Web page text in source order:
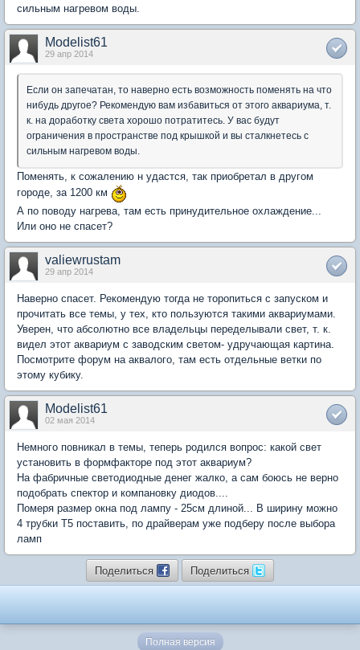
сильным нагревом воды.
Modelist61
29 апр 2014
Если он запечатан, то наверно есть возможность поменять на что
нибудь другое? Рекомендую вам избавиться от этого аквариума, т.
к. на доработку света хорошо потратитесь. У вас будут
ограничения в пространстве под крышкой и вы сталкнетесь с
сильным нагревом воды.
Поменять, к сожалению н удастся, так приобретал в другом
городе, за 1200 км
А по поводу нагрева, там есть принудительное охлаждение...
Или оно не спасет?
valiewrustam
29 апр 2014
Наверно спасет. Рекомендую тогда не торопиться с запуском и
прочитать все темы, у тех, кто пользуются такими аквариумами.
Уверен, что абсолютно все владельцы переделывали свет, т. к.
видел этот аквариум с заводским светом- удручающая картина.
Посмотрите форум на аквалого, там есть отдельные ветки по
этому кубику.
Modelist61
02 мая 2014
Немного повникал в темы, теперь родился вопрос: какой свет
установить в формфакторе под этот аквариум?
На фабричные светодиодные денег жалко, а сам боюсь не верно
подобрать спектор и компановку диодов....
Померя размер окна под лампу - 25см длиной... В ширину можно
4 трубки Т5 поставить, по драйверам уже подберу после выбора
ламп
Поделиться Поделиться
Полная версия